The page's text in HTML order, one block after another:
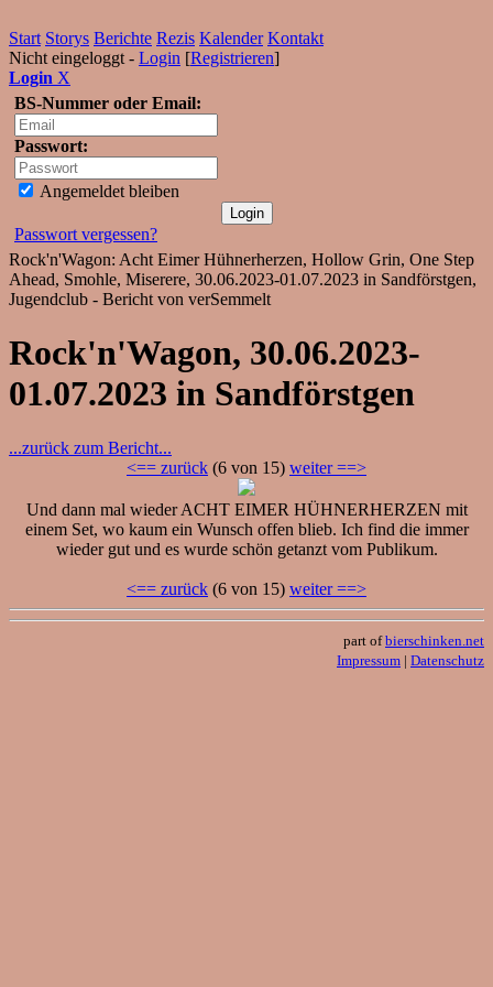
Start Storys Berichte Rezis Kalender Kontakt
Nicht eingeloggt - Login [Registrieren]
Login X
BS-Nummer oder Email:
Passwort:
Angemeldet bleiben
Passwort vergessen?
Rock'n'Wagon: Acht Eimer Hühnerherzen, Hollow Grin, One Step
Ahead, Smohle, Miserere, 30.06.2023-01.07.2023 in Sandförstgen,
Jugendclub - Bericht von verSemmelt
Rock'n'Wagon, 30.06.2023-
01.07.2023 in Sandförstgen
...zurück zum Bericht...
<== zurück (6 von 15) weiter ==>
Und dann mal wieder ACHT EIMER HÜHNERHERZEN mit
einem Set, wo kaum ein Wunsch offen blieb. Ich find die immer
wieder gut und es wurde schön getanzt vom Publikum.
<== zurück (6 von 15) weiter ==>
part ofbierschinken.net
Impressum | Datenschutz